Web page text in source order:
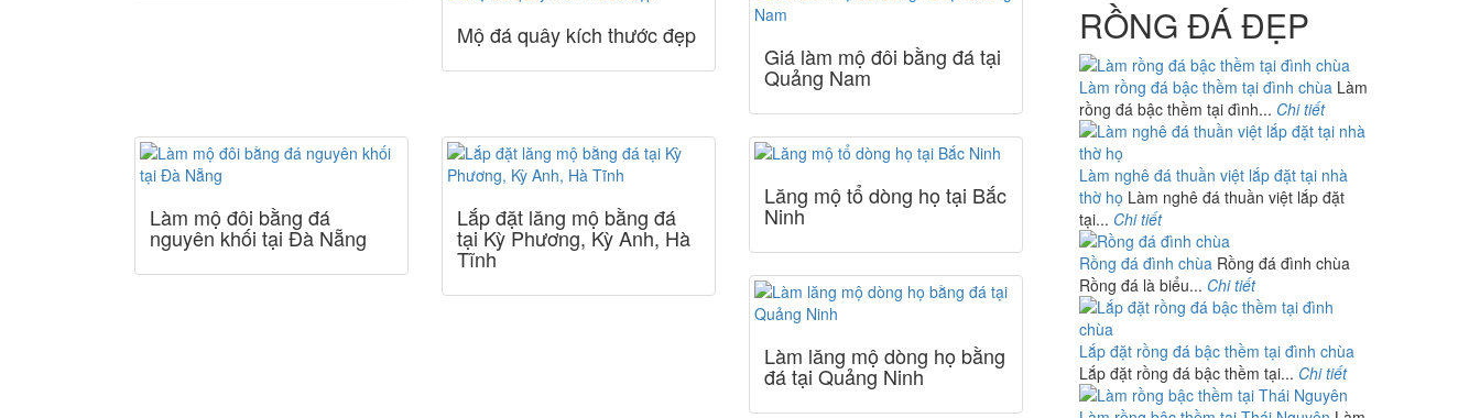
Mộ đá quây kích thước đẹp
Giá làm mộ đôi bằng đá tại
Quảng Nam
Làm mộ đôi bằng đá
nguyên khối tại Đà Nẵng
Lắp đặt lăng mộ bằng đá
tại Kỳ Phương, Kỳ Anh, Hà
Tĩnh
Lăng mộ tổ dòng họ tại Bắc
Ninh
Làm lăng mộ dòng họ bằng
đá tại Quảng Ninh
RỒNG ĐÁ ĐẸP
Làm rồng đá bậc thềm tại đình chùaLàm
rồng đá bậc thềm tại đình... Chi tiết
Làm nghê đá thuần việt lắp đặt tại nhà
thờ họ Làm nghê đá thuần việt lắp đặt
tại... Chi tiết
Rồng đá đình chùaRồng đá đình chùa
Rồng đá là biểu... Chi tiết
Lắp đặt rồng đá bậc thềm tại đình chùa
Lắp đặt rồng đá bậc thềm tại... Chi tiết